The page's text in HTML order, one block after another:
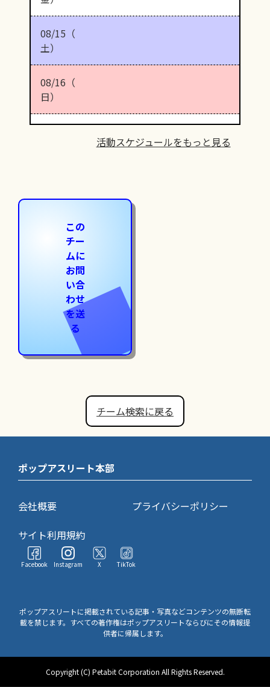
08/15（
土）
08/16（
日）
活動スケジュールをもっと見る
この
チー
ムに
お問
い合
わせ
を送
る
チーム検索に戻る
ポップアスリート本部
会社概要
プライバシーポリシー
サイト利用規約
Facebook Instagram X TikTok
ポップアスリートに掲載されている記事・写真などコンテンツの無断転
載を禁じます。すべての著作権はポップアスリートならびにその情報提
供者に帰属します。
Copyright (C) Petabit Corporation All Rights Reserved.